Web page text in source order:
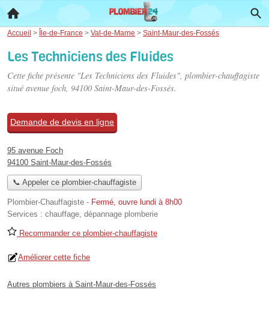
Accueil > Île-de-France > Val-de-Marne > Saint-Maur-des-Fossés
Les Techniciens des Fluides
Cette fiche présente "Les Techniciens des Fluides", plombier-chauffagiste
situé avenue foch, 94100 Saint-Maur-des-Fossés.
Demande de devis en ligne
95 avenue Foch
94100 Saint-Maur-des-Fossés
📞 Appeler ce plombier-chauffagiste
Plombier-Chauffagiste - Fermé, ouvre lundi à 8h00
Services : chauffage, dépannage plomberie
Recommander ce plombier-chauffagiste
Améliorer cette fiche
Autres plombiers à Saint-Maur-des-Fossés